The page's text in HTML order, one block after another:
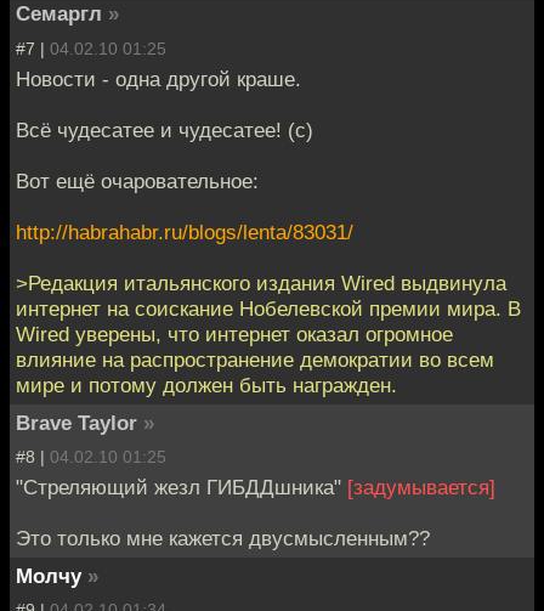
Семаргл »
#7 | 04.02.10 01:25
Новости - одна другой краше.
Всё чудесатее и чудесатее! (с)
Вот ещё очаровательное:
http://habrahabr.ru/blogs/lenta/83031/
>Редакция итальянского издания Wired выдвинула
интернет на соискание Нобелевской премии мира. В
Wired уверены, что интернет оказал огромное
влияние на распространение демократии во всем
мире и потому должен быть награжден.
Brave Taylor »
#8 | 04.02.10 01:25
"Стреляющий жезл ГИБДДшника" [задумывается]
Это только мне кажется двусмысленным??
Молчу »